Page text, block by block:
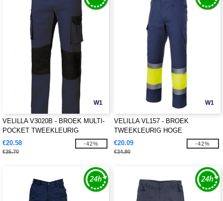
W1
VELILLA V3020B - BROEK MULTI-
POCKET TWEEKLEURIG
€20.58
€35.70
-42%
W1
VELILLA VL157 - BROEK
TWEEKLEURIG HOGE
ZICHTBAARHEID
€20.09
€34.80
-42%